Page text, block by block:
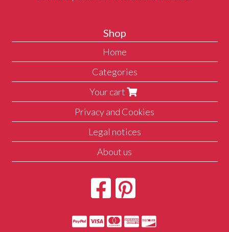
Shop
Home
Categories
Your cart
Privacy and Cookies
Legal notices
About us